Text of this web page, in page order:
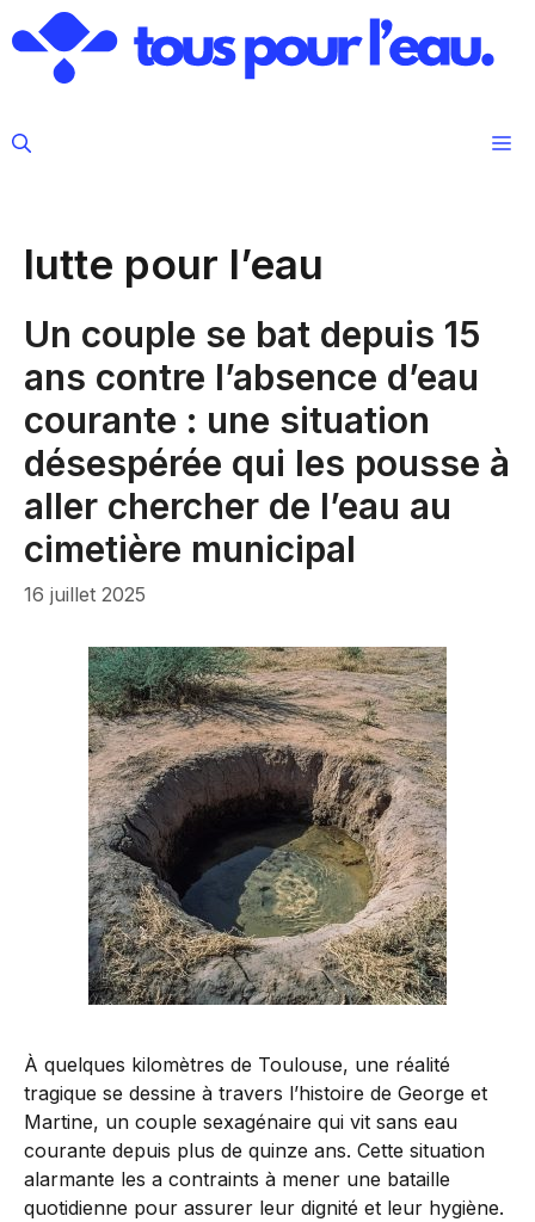
au
contenu
lutte pour l’eau
Un couple se bat depuis 15
ans contre l’absence d’eau
courante : une situation
désespérée qui les pousse à
aller chercher de l’eau au
cimetière municipal
16 juillet 2025
À quelques kilomètres de Toulouse, une réalité
tragique se dessine à travers l’histoire de George et
Martine, un couple sexagénaire qui vit sans eau
courante depuis plus de quinze ans. Cette situation
alarmante les a contraints à mener une bataille
quotidienne pour assurer leur dignité et leur hygiène.